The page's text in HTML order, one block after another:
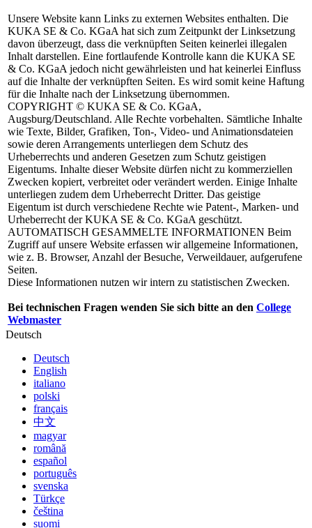
Unsere Website kann Links zu externen Websites enthalten. Die
KUKA SE & Co. KGaA hat sich zum Zeitpunkt der Linksetzung
davon überzeugt, dass die verknüpften Seiten keinerlei illegalen
Inhalt darstellen. Eine fortlaufende Kontrolle kann die KUKA SE
& Co. KGaA jedoch nicht gewährleisten und hat keinerlei Einfluss
auf die Inhalte der verknüpften Seiten. Es wird somit keine Haftung
für die Inhalte nach der Linksetzung übernommen.
COPYRIGHT © KUKA SE & Co. KGaA,
Augsburg/Deutschland. Alle Rechte vorbehalten. Sämtliche Inhalte
wie Texte, Bilder, Grafiken, Ton-, Video- und Animationsdateien
sowie deren Arrangements unterliegen dem Schutz des
Urheberrechts und anderen Gesetzen zum Schutz geistigen
Eigentums. Inhalte dieser Website dürfen nicht zu kommerziellen
Zwecken kopiert, verbreitet oder verändert werden. Einige Inhalte
unterliegen zudem dem Urheberrecht Dritter. Das geistige
Eigentum ist durch verschiedene Rechte wie Patent-, Marken- und
Urheberrecht der KUKA SE & Co. KGaA geschützt.
AUTOMATISCH GESAMMELTE INFORMATIONEN Beim
Zugriff auf unsere Website erfassen wir allgemeine Informationen,
wie z. B. Browser, Anzahl der Besuche, Verweildauer, aufgerufene
Seiten.
Diese Informationen nutzen wir intern zu statistischen Zwecken.
Bei technischen Fragen wenden Sie sich bitte an den College
Webmaster
Deutsch
Deutsch
English
italiano
polski
français
中文
magyar
română
español
português
svenska
Türkçe
čeština
suomi